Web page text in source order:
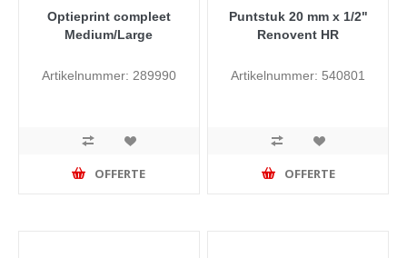
Optieprint compleet
Medium/Large
Artikelnummer: 289990
OFFERTE
Puntstuk 20 mm x 1/2"
Renovent HR
Artikelnummer: 540801
OFFERTE